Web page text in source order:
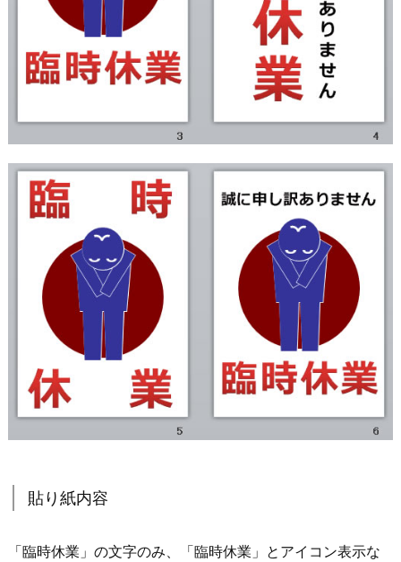
貼り紙内容
「臨時休業」の文字のみ、「臨時休業」とアイコン表示な